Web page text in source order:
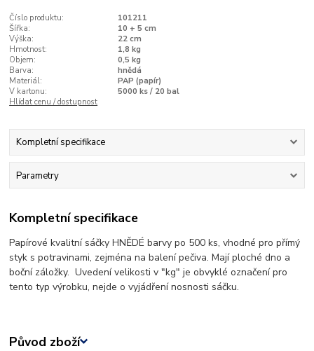
Číslo produktu:
101211
Šířka:
10 + 5 cm
Výška:
22 cm
Hmotnost:
1,8 kg
Objem:
0,5 kg
Barva:
hnědá
Materiál:
PAP (papír)
V kartonu:
5000 ks / 20 bal
Hlídat cenu / dostupnost
Kompletní specifikace
Parametry
Kompletní specifikace
Papírové kvalitní sáčky HNĚDÉ barvy po 500 ks, vhodné pro přímý
styk s potravinami, zejména na balení pečiva. Mají ploché dno a
boční záložky. Uvedení velikosti v "kg" je obvyklé označení pro
tento typ výrobku, nejde o vyjádření nosnosti sáčku.
Původ zboží